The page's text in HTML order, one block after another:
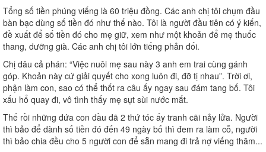
Tổng số tiền phúng viếng là 60 triệu đồng. Các anh chị tôi chụm đầu
bàn bạc dùng số tiền đó như thế nào. Tôi là người đầu tiên có ý kiến,
đề xuất để số tiền đó cho mẹ giữ, xem như một khoản để mẹ thuốc
thang, dưỡng già. Các anh chị tôi lớn tiếng phản đối.
Chị dâu cả phán: “Việc nuôi mẹ sau này 3 anh em trai cùng gánh
góp. Khoản này cứ giải quyết cho xong luôn đi, đỡ tị nhau”. Trời ơi,
phận làm con, sao có thể thốt ra câu ấy ngay sau đám tang bố. Tôi
xấu hổ quay đi, vô tình thấy mẹ sụt sùi nước mắt.
Thế rồi những đứa con đầu đã 2 thứ tóc ấy tranh cãi nảy lửa. Người
thì bảo để dành số tiền đó đến 49 ngày bố thì đem ra làm cỗ, người
thì bảo chia đều cho 5 người con để sẵn mang đi trả nợ viếng thăm...